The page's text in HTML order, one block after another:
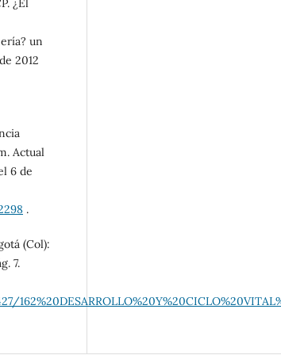
¿El
un
2012
Actual
6 de
.
(Col):
7.